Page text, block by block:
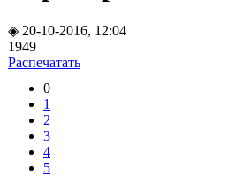
◈ 20-10-2016, 12:04
1949
Распечатать
0
1
2
3
4
5